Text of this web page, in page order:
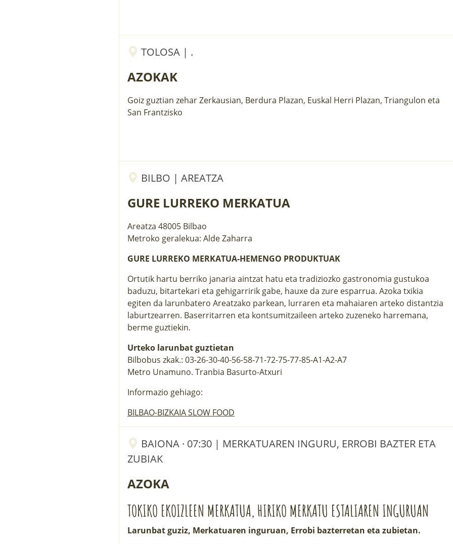
TOLOSA | .
AZOKAK
Goiz guztian zehar Zerkausian, Berdura Plazan, Euskal Herri Plazan, Triangulon eta
San Frantzisko
BILBO | AREATZA
GURE LURREKO MERKATUA
Areatza 48005 Bilbao
Metroko geralekua: Alde Zaharra
GURE LURREKO MERKATUA-HEMENGO PRODUKTUAK
Ortutik hartu berriko janaria aintzat hatu eta tradiziozko gastronomia gustukoa
baduzu, bitartekari eta gehigarririk gabe, hauxe da zure esparrua. Azoka txikia
egiten da larunbatero Areatzako parkean, lurraren eta mahaiaren arteko distantzia
laburtzearren. Baserritarren eta kontsumitzaileen arteko zuzeneko harremana,
berme guztiekin.
Urteko larunbat guztietan
Bilbobus zkak.: 03-26-30-40-56-58-71-72-75-77-85-A1-A2-A7
Metro Unamuno. Tranbia Basurto-Atxuri
Informazio gehiago:
BILBAO-BIZKAIA SLOW FOOD
BAIONA · 07:30 | MERKATUAREN INGURU, ERROBI BAZTER ETA
ZUBIAK
AZOKA
TOKIKO EKOIZLEEN MERKATUA, HIRIKO MERKATU ESTALIAREN INGURUAN
Larunbat guziz, Merkatuaren inguruan, Errobi bazterretan eta zubietan.